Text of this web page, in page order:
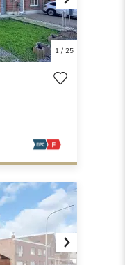
Next
1/ 25
Next